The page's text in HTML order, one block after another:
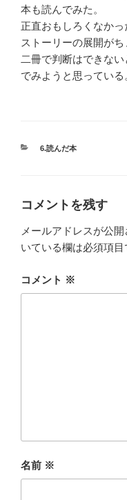
本も読んでみた。
正直おもしろくなかっ
ストーリーの展開がち
二冊で判断はできな
でみようと思っている
カ
6.読んだ本
コメントを残す
メールアドレスが公
いている欄は必須項目
コメント ※
名前 ※